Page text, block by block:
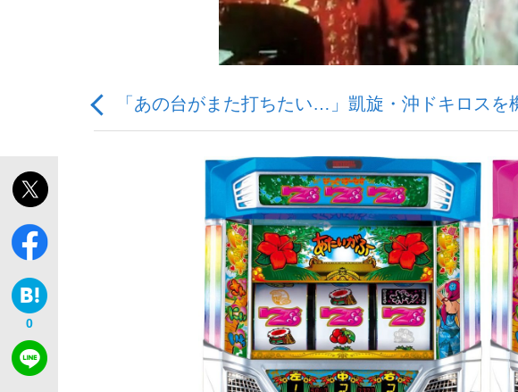
「最悪の空気のまま解散」WBC日本代表“敗戦”の真実 選手が
私のあのとき、私のいま
「あの台がまた打ちたい…」凱旋・沖ドキロスを
0